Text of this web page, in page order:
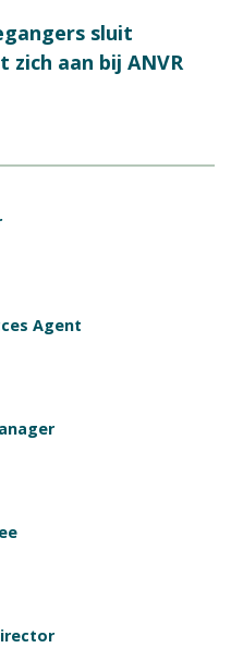
sluit
aan bij ANVR
Agent